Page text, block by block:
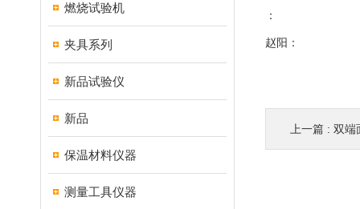
燃烧试验机
夹具系列
新品试验仪
新品
保温材料仪器
测量工具仪器
：
赵阳：
上一篇 : 双端